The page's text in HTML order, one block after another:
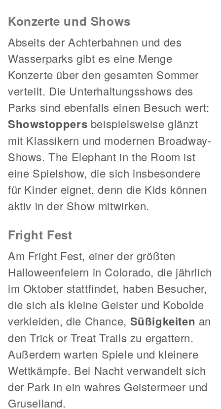
Konzerte und Shows
Abseits der Achterbahnen und des
Wasserparks gibt es eine Menge
Konzerte über den gesamten Sommer
verteilt. Die Unterhaltungsshows des
Parks sind ebenfalls einen Besuch wert:
Showstoppers beispielsweise glänzt
mit Klassikern und modernen Broadway-
Shows. The Elephant in the Room ist
eine Spielshow, die sich insbesondere
für Kinder eignet, denn die Kids können
aktiv in der Show mitwirken.
Fright Fest
Am Fright Fest, einer der größten
Halloweenfeiern in Colorado, die jährlich
im Oktober stattfindet, haben Besucher,
die sich als kleine Geister und Kobolde
verkleiden, die Chance, Süßigkeiten an
den Trick or Treat Trails zu ergattern.
Außerdem warten Spiele und kleinere
Wettkämpfe. Bei Nacht verwandelt sich
der Park in ein wahres Geistermeer und
Gruselland.